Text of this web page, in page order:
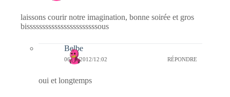
laissons courir notre imagination, bonne soirée et gros
bisssssssssssssssssssssssous
Belbe
06/09/2012/12:02 RÉPONDRE
oui et longtemps